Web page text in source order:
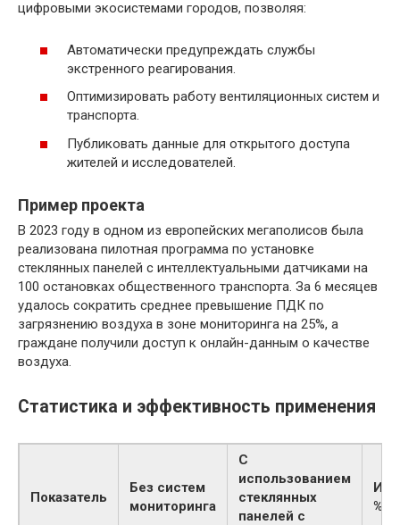
цифровыми экосистемами городов, позволяя:
Автоматически предупреждать службы
экстренного реагирования.
Оптимизировать работу вентиляционных систем и
транспорта.
Публиковать данные для открытого доступа
жителей и исследователей.
Пример проекта
В 2023 году в одном из европейских мегаполисов была
реализована пилотная программа по установке
стеклянных панелей с интеллектуальными датчиками на
100 остановках общественного транспорта. За 6 месяцев
удалось сократить среднее превышение ПДК по
загрязнению воздуха в зоне мониторинга на 25%, а
граждане получили доступ к онлайн-данным о качестве
воздуха.
Статистика и эффективность применения
Показатель
Без систем
мониторинга
С
использованием
стеклянных
панелей с
%